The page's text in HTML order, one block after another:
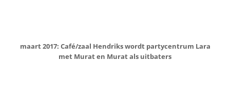
maart 2017: Café/zaal Hendriks wordt partycentrum Lara
met Murat en Murat als uitbaters